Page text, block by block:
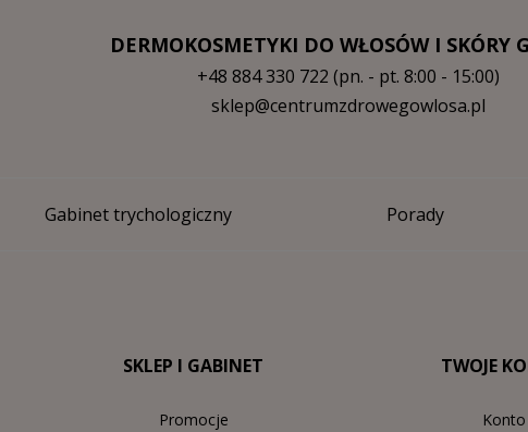
DERMOKOSMETYKI DO WŁOSÓW I SKÓRY
+48 884 330 722 (pn. - pt. 8:00 - 15:00)
sklep@centrumzdrowegowlosa.pl
Gabinet trychologiczny Porady
SKLEP I GABINET
Promocje
TWOJE
Konto